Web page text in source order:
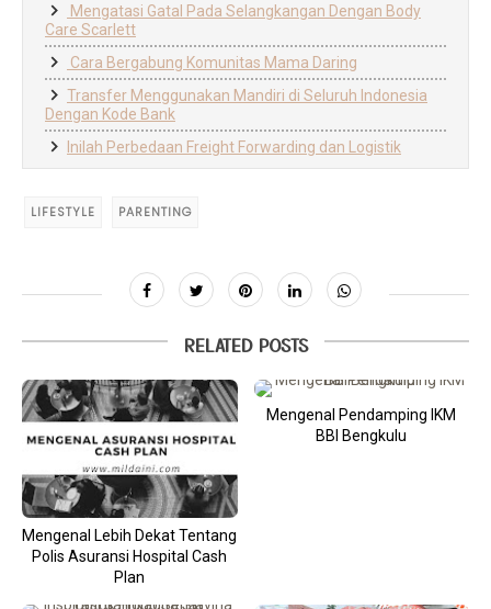
Mengatasi Gatal Pada Selangkangan Dengan Body
Care Scarlett
Cara Bergabung Komunitas Mama Daring
Transfer Menggunakan Mandiri di Seluruh Indonesia
Dengan Kode Bank
Inilah Perbedaan Freight Forwarding dan Logistik
LIFESTYLE PARENTING
RELATED POSTS
Mengenal Lebih Dekat Tentang
Polis Asuransi Hospital Cash
Plan
Mengenal Pendamping IKM
BBI Bengkulu